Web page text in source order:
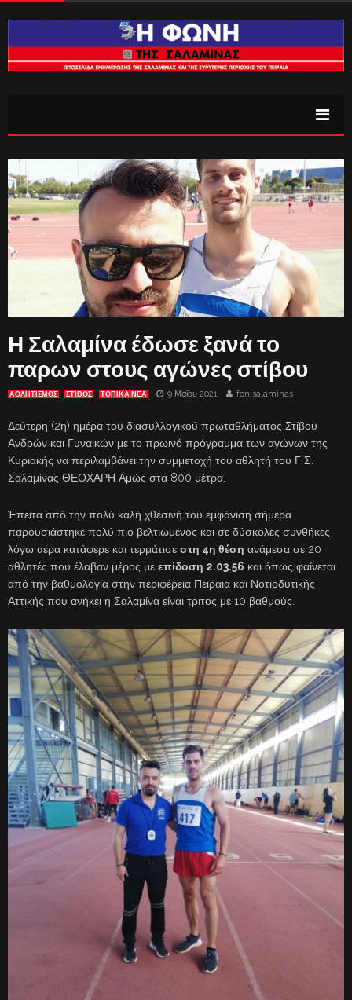
Η Σαλαμίνα έδωσε ξανά το
παρων στους αγώνες στίβου
ΑΘΛΗΤΙΣΜΟΣ ΣΤΙΒΟΣ ΤΟΠΙΚΑ ΝΕΑ 9 Μαΐου 2021 fonisalaminas
Δεύτερη (2η) ημέρα του διασυλλογικού πρωταθλήματος Στίβου
Ανδρών και Γυναικών με το πρωινό πρόγραμμα των αγώνων της
Κυριακής να περιλαμβάνει την συμμετοχή του αθλητή του Γ Σ.
Σαλαμίνας ΘΕΟΧΑΡΗ Αμώς στα 800 μέτρα.
Έπειτα από την πολύ καλή χθεσινή του εμφάνιση σήμερα
παρουσιάστηκε πολύ πιο βελτιωμένος και σε δύσκολες συνθήκες
λόγω αέρα κατάφερε και τερμάτισε στη 4η θέση ανάμεσα σε 20
αθλητές που έλαβαν μέρος με επίδοση 2.03.56 και όπως φαίνεται
από την βαθμολογία στην περιφέρεια Πειραια και Νοτιοδυτικής
Αττικής που ανήκει η Σαλαμίνα είναι τριτος με 10 βαθμούς.